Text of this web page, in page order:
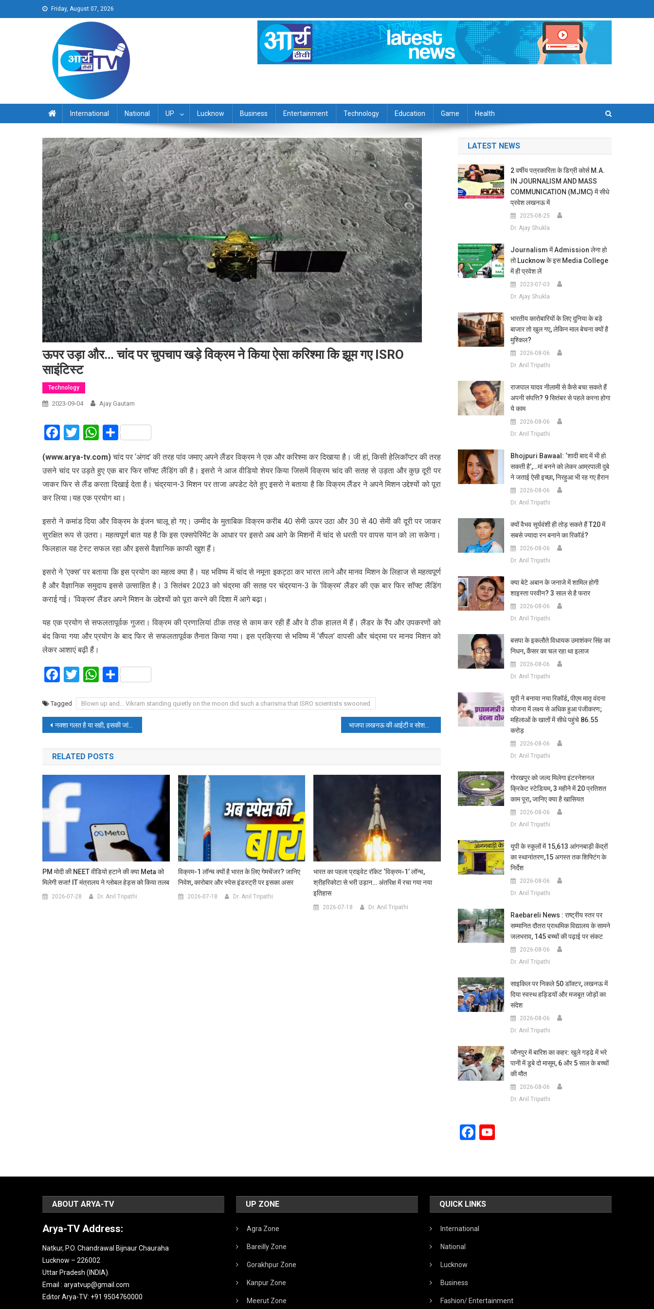
to
Friday, August 07, 2026
Arya TV
International National UP Lucknow Business Entertainment Technology Education Game Health
ऊपर उड़ा और… चांद पर चुपचाप खड़े विक्रम ने किया ऐसा करिश्मा कि झूम गए ISRO
साइंटिस्ट
Technology
2023-09-04 Ajay Gautam
Facebook
TwitterWhatsApp
Share
(www.arya-tv.com)चांद पर ‘अंगद’ की तरह पांव जमाए अपने लैंडर विक्रम ने एक और करिश्मा कर दिखाया है। जी हां, किसी हेलिकॉप्टर की तरह
उसने चांद पर उड़ते हुए एक बार फिर सॉफ्ट लैंडिंग की है। इसरो ने आज वीडियो शेयर किया जिसमें विक्रम चांद की सतह से उड़ता और कुछ दूरी पर
जाकर फिर से लैंड करता दिखाई देता है। चंद्रयान-3 मिशन पर ताजा अपडेट देते हुए इसरो ने बताया है कि विक्रम लैंडर ने अपने मिशन उद्देश्यों को पूरा
कर लिया।यह एक प्रयोग था।
इसरो ने कमांड दिया और विक्रम के इंजन चालू हो गए। उम्मीद के मुताबिक विक्रम करीब 40 सेमी ऊपर उठा और 30 से 40 सेमी की दूरी पर जाकर
सुरक्षित रूप से उतरा। महत्वपूर्ण बात यह है कि इस एक्सपेरिमेंट के आधार पर इसरो अब आगे के मिशनों में चांद से धरती पर वापस यान को ला सकेगा।
फिलहाल यह टेस्ट सफल रहा और इससे वैज्ञानिक काफी खुश हैं।
इसरो ने ‘एक्स’ पर बताया कि इस प्रयोग का महत्व क्या है। यह भविष्य में चांद से नमूना इकट्ठा कर भारत लाने और मानव मिशन के लिहाज से महत्वपूर्ण
है और वैज्ञानिक समुदाय इससे उत्साहित है। 3 सितंबर 2023 को चंद्रमा की सतह पर चंद्रयान-3 के ‘विक्रम’ लैंडर की एक बार फिर सॉफ्ट लैंडिंग
कराई गई। ‘विक्रम’ लैंडर अपने मिशन के उद्देश्यों को पूरा करने की दिशा में आगे बढ़ा।
यह एक प्रयोग से सफलतापूर्वक गुजरा। विक्रम की प्रणालियां ठीक तरह से काम कर रही हैं और वे ठीक हालत में हैं। लैंडर के रैंप और उपकरणों को
बंद किया गया और प्रयोग के बाद फिर से सफलतापूर्वक तैनात किया गया। इस प्रक्रिया से भविष्य में ‘सैंपल’ वापसी और चंद्रमा पर मानव मिशन को
लेकर आशाएं बढ़ी हैं।
Facebook
TwitterWhatsApp
Share
Tagged Blown up and… Vikram standing quietly on the moon did such a charisma that ISRO scientists swooned
Post
navigation
नक्शा गलत है या सही, इसकी जांच कैसे करेगा GDA? गायब है कॉलोनी के लेआउट का ओरिजनल डॉक्यूमेंट
RELATED POSTS
PM मोदी की NEET वीडियो हटाने की क्या Meta को
मिलेगी सजा! IT मंत्रालय ने ग्लोबल हेड्स को किया तलब
2026-07-28 Dr. Anil Tripathi
विक्रम-1 लॉन्च क्यों है भारत के लिए गेमचेंजर? जानिए
निवेश, कारोबार और स्पेस इंडस्ट्री पर इसका असर
2026-07-18 Dr. Anil Tripathi
भारत का पहला प्राइवेट रॉकेट ‘विक्रम-1’ लॉन्च,
श्रीहरिकोटा से भरी उड़ान… अंतरिक्ष में रचा गया नया
इतिहास
2026-07-18 Dr. Anil Tripathi
LATEST NEWS
2 वर्षीय पत्रकारिता के डिग्री कोर्स M.A.
IN JOURNALISM AND MASS
COMMUNICATION (MJMC) में सीधे
प्रवेश लखनऊ में
2025-08-25
Dr. Ajay Shukla
Journalism में Admission लेना हो
तो Lucknow के इस Media College
में ही प्रवेश लें
2023-07-03
Dr. Ajay Shukla
भारतीय कारोबारियों के लिए दुनिया के बड़े
बाजार तो खुल गए, लेकिन माल बेचना क्यों है
मुश्किल?
2026-08-06
Dr. Anil Tripathi
राजपाल यादव नीलामी से कैसे बचा सकते हैं
अपनी संपत्ति? 9 सितंबर से पहले करना होगा
ये काम
2026-08-06
Dr. Anil Tripathi
Bhojpuri Bawaal: ‘शादी बाद में भी हो
सकती है’,…मां बनने को लेकर आम्रपाली दुबे
ने जताई ऐसी इच्छा, निरहुआ भी रह गए हैरान
2026-08-06
Dr. Anil Tripathi
क्यों वैभव सूर्यवंशी ही तोड़ सकते हैं T20 में
सबसे ज्यादा रन बनाने का रिकॉर्ड?
2026-08-06
Dr. Anil Tripathi
क्या बेटे अबान के जनाजे में शामिल होगी
शाइस्ता परवीन? 3 साल से है फरार
2026-08-06
Dr. Anil Tripathi
बसपा के इकलौते विधायक उमाशंकर सिंह का
निधन, कैंसर का चल रहा था इलाज
2026-08-06
Dr. Anil Tripathi
यूपी ने बनाया नया रिकॉर्ड, पीएम मातृ वंदना
योजना में लक्ष्य से अधिक हुआ पंजीकरण;
महिलाओं के खातों में सीधे पहुंचे 86.55
करोड़
2026-08-06
Dr. Anil Tripathi
गोरखपुर को जल्द मिलेगा इंटरनेशनल
क्रिकेट स्टेडियम, 3 महीने में 20 प्रतिशत
काम पूरा, जानिए क्या है खासियत
2026-08-06
Dr. Anil Tripathi
यूपी के स्कूलों में 15,613 आंगनबाड़ी केंद्रों
का स्थानांतरण,15 अगस्त तक शिफ्टिंग के
निर्देश
2026-08-06
Dr. Anil Tripathi
Raebareli News : राष्ट्रीय स्तर पर
सम्मानित दौतरा प्राथमिक विद्यालय के सामने
जलभराव, 145 बच्चों की पढ़ाई पर संकट
2026-08-06
Dr. Anil Tripathi
साइकिल पर निकले 50 डॉक्टर, लखनऊ में
दिया स्वस्थ हड्डियों और मजबूत जोड़ों का
संदेश
2026-08-06
Dr. Anil Tripathi
जौनपुर में बारिश का कहर: खुले गड्ढे में भरे
पानी में डूबे दो मासूम, 6 और 5 साल के बच्चों
की मौत
2026-08-06
Dr. Anil Tripathi
Facebook
ABOUT ARYA-TV
Arya-TV Address:
Natkur, P.O. Chandrawal Bijnaur Chauraha
Lucknow – 226002
Uttar Pradesh (INDIA).
Email : aryatvup@gmail.com
Editor Arya-TV: +91 9504760000
UP ZONE
Agra Zone
Bareilly Zone
Gorakhpur Zone
Kanpur Zone
Meerut Zone
QUICK LINKS
International
National
Lucknow
Business
Fashion/ Entertainment